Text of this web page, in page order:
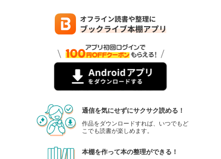
通信を気にせずにサクサク読める！
作品をダウンロードすれば、いつでもど
こでも読書が楽しめます。
本棚を作って本の整理ができる！